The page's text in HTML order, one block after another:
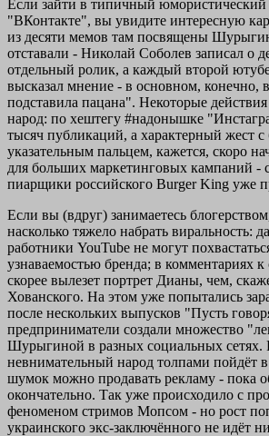
Если зайти в типичный юмористический
"ВКонтакте", вы увидите интересную
из десяти мемов там посвящены
отставали - Николай Соболев записал о
отдельный ролик, а каждый второй
высказал мнение - в основном, конечно,
подставила пацана". Некоторые
народ: по хештегу #надонышке
тысяч публикаций, а характерный жест
указательным пальцем, кажется, скоро
для больших маркетинговых кампаний -
пиарщики российского Burger King уже
Если вы (вдруг) занимаетесь
насколько тяжело набрать виральность:
работники YouTube не могут
узнаваемостью бренда; в комментариях
скорее вылезет портрет Дианы, чем,
Хованского. На этом уже попытались
после нескольких выпусков "Пусть
предприниматели создали множество
Шурыгиной в разных социальных сетях.
невнимательный народ толпами пойдёт
шумок можно продавать рекламу - пока
окончательно. Так уже происходило с
феноменом стримов Мопсом - но рост
украинского экс-заключённого не идёт